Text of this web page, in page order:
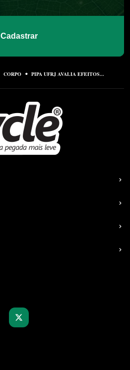
Cadastrar
CORPO PIPA UFRJ AVALIA EFEITOS...